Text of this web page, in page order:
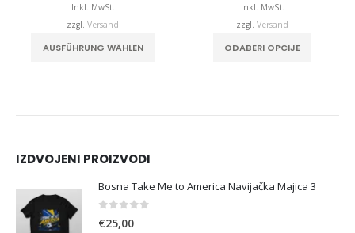
Inkl. MwSt.
zzgl. Versand
AUSFÜHRUNG WÄHLEN
Inkl. MwSt.
zzgl. Versand
ODABERI OPCIJE
IZDVOJENI PROIZVODI
Bosna Take Me to America Navijačka Majica 3
€25,00